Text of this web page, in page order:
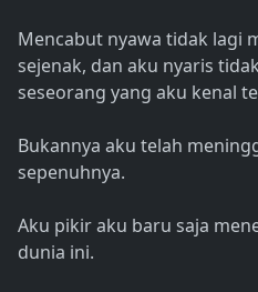
Mencabut nyawa tidak lagi
sejenak, dan aku nyaris
seseorang yang aku kenal
Bukannya aku telah
sepenuhnya.
Aku pikir aku baru saja
dunia ini.